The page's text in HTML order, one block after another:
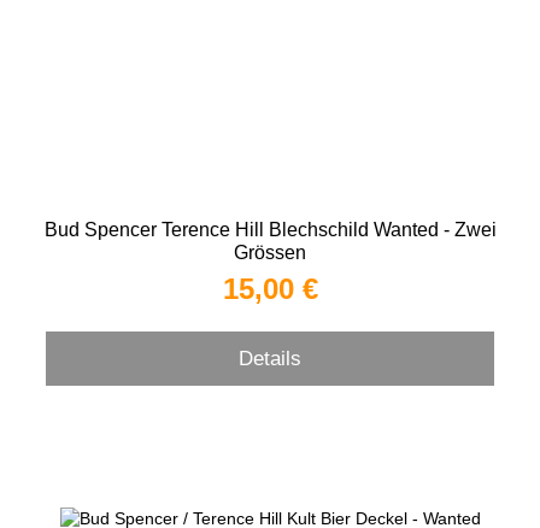
Bud Spencer Terence Hill Blechschild Wanted - Zwei
Grössen
15,00 €
Details